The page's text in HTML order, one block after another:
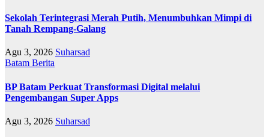
Sekolah Terintegrasi Merah Putih, Menumbuhkan Mimpi di
Tanah Rempang-Galang
Agu 3, 2026 Suharsad
Batam Berita
BP Batam Perkuat Transformasi Digital melalui
Pengembangan Super Apps
Agu 3, 2026 Suharsad